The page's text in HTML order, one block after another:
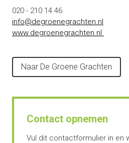
020 - 210 14 46
info@degroenegrachten.nl
www.degroenegrachten.nl
Naar De Groene Grachten
Contact opnemen
Vul dit contactformulier in en